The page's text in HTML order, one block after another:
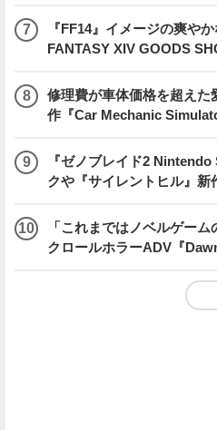
『FF14』イメージの爽や
FANTASY XIV GOODS
修理費が車体価格を超えた
作『Car Mechanic
『ゼノブレイド2
クや『サイレントヒル』
「これまではノベルゲー
クロールホラーADV『